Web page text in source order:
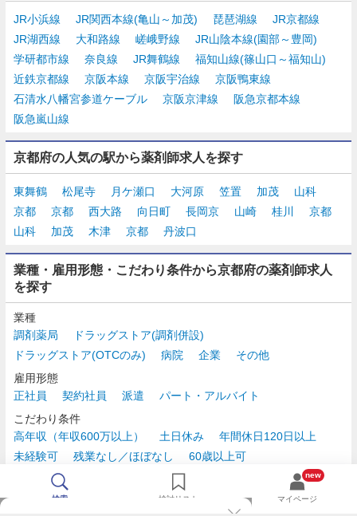
JR小浜線 JR関西本線(亀山～加茂) 琵琶湖線
JR京都線
JR湖西線
大和路線 嵯峨野線
JR山陰本線(園部～豊岡)
学研都市線
奈良線 JR舞鶴線
福知山線(篠山口～福知山)
近鉄京都線
京阪本線 京阪宇治線
京阪鴨東線
石清水八幡宮参道ケーブル
京阪京津線
阪急京都本線
阪急嵐山線
京都府の人気の駅から薬剤師求人を探す
東舞鶴 松尾寺 月ケ瀬口 大河原 笠置 加茂
山科
京都
京都 西大路 向日町 長岡京 山崎 桂川
京都
山科
加茂 木津 京都 丹波口
業種・雇用形態・こだわり条件から京都府の薬剤師求人
を探す
業種
調剤薬局
ドラッグストア(調剤併設)
ドラッグストア(OTCのみ)
病院 企業
その他
雇用形態
正社員
契約社員 派遣
パート・アルバイト
こだわり条件
高年収（年収600万以上）
土日休み
年間休日120日以上
未経験可
残業なし／ほぼなし
60歳以上可
時給2,500円以上
検索 検討リスト
new
マイページ